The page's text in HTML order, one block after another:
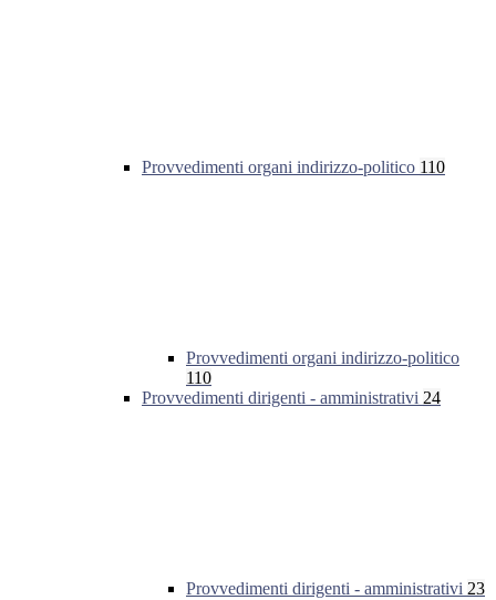
Provvedimenti organi indirizzo-politico 110
Provvedimenti organi indirizzo-politico
110
Provvedimenti dirigenti - amministrativi 24
Provvedimenti dirigenti - amministrativi 23